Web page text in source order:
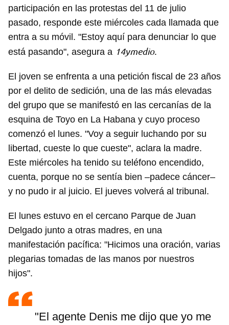
participación en las protestas del 11 de julio
pasado, responde este miércoles cada llamada que
entra a su móvil. "Estoy aquí para denunciar lo que
está pasando", asegura a 14ymedio.
El joven se enfrenta a una petición fiscal de 23 años
por el delito de sedición, una de las más elevadas
del grupo que se manifestó en las cercanías de la
esquina de Toyo en La Habana y cuyo proceso
comenzó el lunes. "Voy a seguir luchando por su
libertad, cueste lo que cueste", aclara la madre.
Este miércoles ha tenido su teléfono encendido,
cuenta, porque no se sentía bien –padece cáncer–
y no pudo ir al juicio. El jueves volverá al tribunal.
El lunes estuvo en el cercano Parque de Juan
Delgado junto a otras madres, en una
manifestación pacífica: "Hicimos una oración, varias
plegarias tomadas de las manos por nuestros
hijos".
"El agente Denis me dijo que yo me